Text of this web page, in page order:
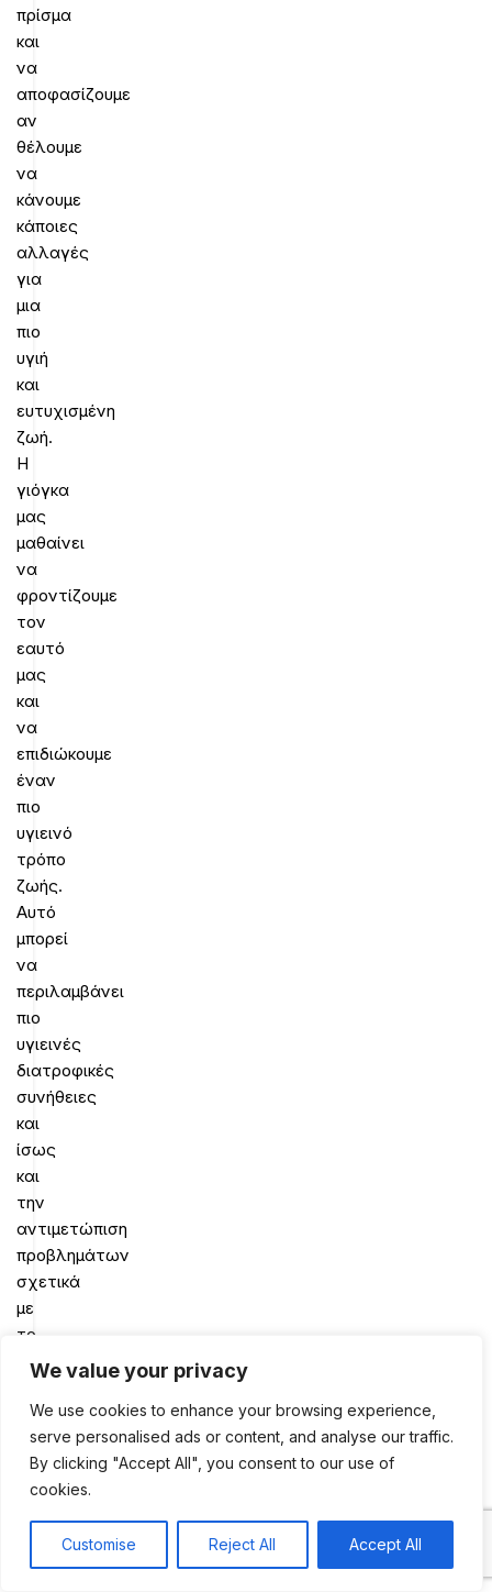
We value your privacy
We use cookies to enhance your browsing experience,
serve personalised ads or content, and analyse our traffic.
By clicking "Accept All", you consent to our use of
cookies.
Customise Reject All Accept All
πρίσμα
και
να
αποφασίζουμε
αν
θέλουμε
να
κάνουμε
κάποιες
αλλαγές
για
μια
πιο
υγιή
και
ευτυχισμένη
ζωή.
Η
γιόγκα
μας
μαθαίνει
να
φροντίζουμε
τον
εαυτό
μας
και
να
επιδιώκουμε
έναν
πιο
υγιεινό
τρόπο
ζωής.
Αυτό
μπορεί
να
περιλαμβάνει
πιο
υγιεινές
διατροφικές
συνήθειες
και
ίσως
και
την
αντιμετώπιση
προβλημάτων
σχετικά
με
το
βάρος
τη
διατροφή
γενικά.
Έχουμε
τη
δύναμη
να
0